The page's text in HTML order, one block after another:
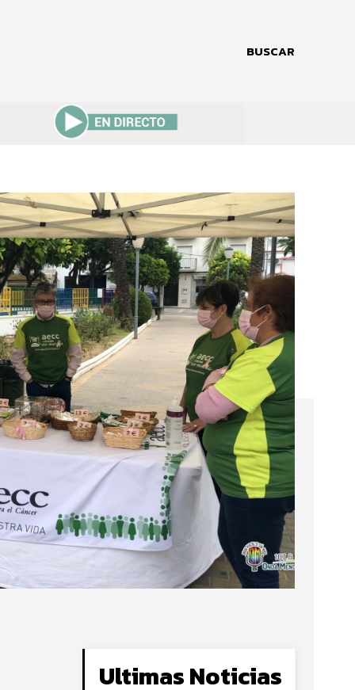
BUSCAR
Ultimas Noticias